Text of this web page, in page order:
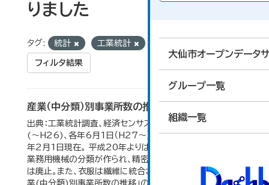
大仙市オープンデータ
グループ一覧
組織一覧
りました
タグ: 統計 工業統計
フィルタ結果
産業（中分類）別事業所数の推移
出典：工業統計調査、経済センサス。各年12月31日現在
(～H26)、各年6月1日（H27～）・平成23年のみ平成24
年2月1日現在。 平成20年よりはん用機械、生産用機械、
業務用機械の分類が作られ、精密機械、一般用機械の分類
は廃止。また、衣服は繊維に統合された。 大仙市の統計「産
業(中分類)別事業所数の推移」のデータを参照していま